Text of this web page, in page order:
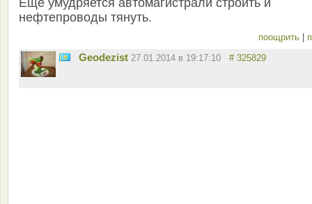
Еще умудряется автомагистрали строить и
нефтепроводы тянуть.
поощрить
Geodezist 27.01.2014 в 19:17:10 # 325829